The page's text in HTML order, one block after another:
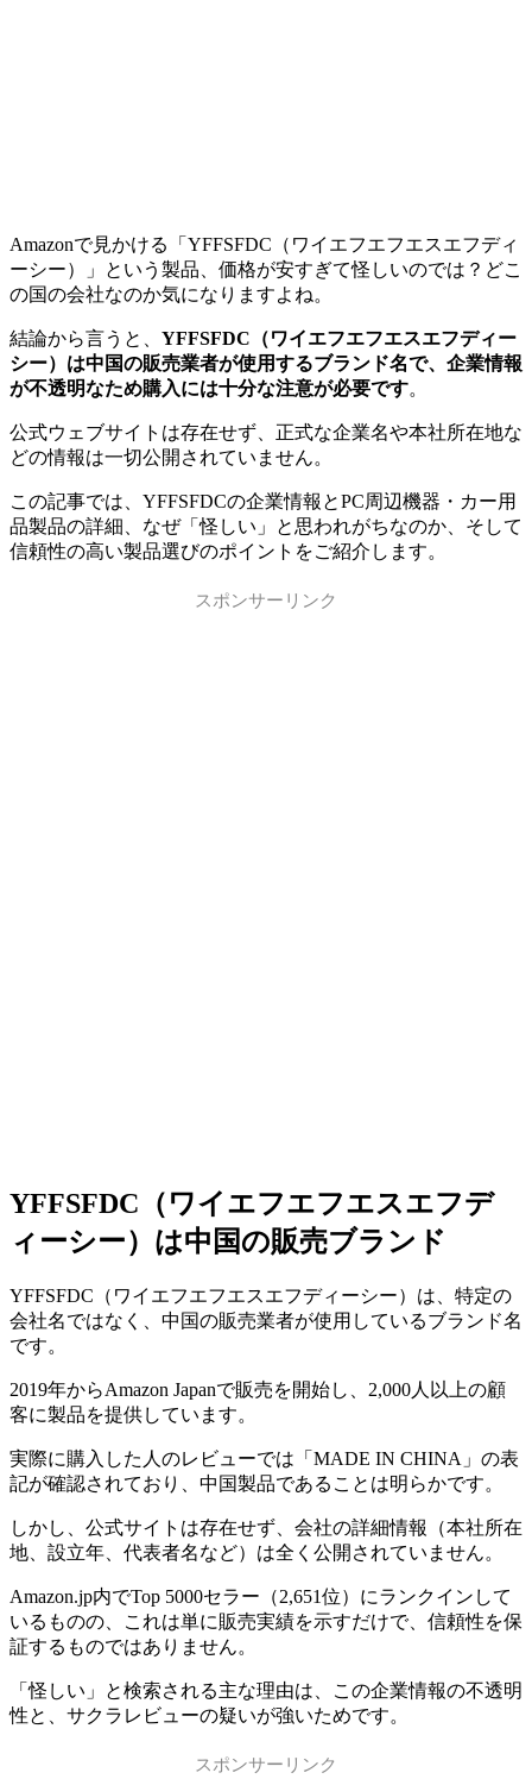
Amazonで見かける「YFFSFDC（ワイエフエフエスエフディ
ーシー）」という製品、価格が安すぎて怪しいのでは？どこ
の国の会社なのか気になりますよね。
結論から言うと、 YFFSFDC（ワイエフエフエスエフディー
シー）は中国の販売業者が使用するブランド名で、企業情報
が不透明なため購入には十分な注意が必要です。
公式ウェブサイトは存在せず、正式な企業名や本社所在地な
どの情報は一切公開されていません。
この記事では、YFFSFDCの企業情報とPC周辺機器・カー用
品製品の詳細、なぜ「怪しい」と思われがちなのか、そして
信頼性の高い製品選びのポイントをご紹介します。
スポンサーリンク
YFFSFDC（ワイエフエフエスエフデ
ィーシー）は中国の販売ブランド
YFFSFDC（ワイエフエフエスエフディーシー）は、特定の
会社名ではなく、中国の販売業者が使用しているブランド名
です。
2019年からAmazon Japanで販売を開始し、2,000人以上の顧
客に製品を提供しています。
実際に購入した人のレビューでは「MADE IN CHINA」の表
記が確認されており、中国製品であることは明らかです。
しかし、公式サイトは存在せず、会社の詳細情報（本社所在
地、設立年、代表者名など）は全く公開されていません。
Amazon.jp内でTop 5000セラー（2,651位）にランクインして
いるものの、これは単に販売実績を示すだけで、信頼性を保
証するものではありません。
「怪しい」と検索される主な理由は、この企業情報の不透明
性と、サクラレビューの疑いが強いためです。
スポンサーリンク